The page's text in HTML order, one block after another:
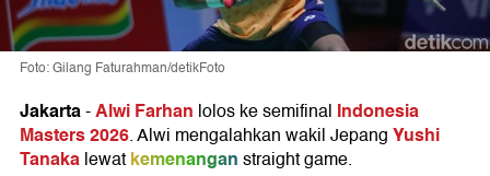
Foto: Gilang Faturahman/detikFoto
Jakarta-Alwi Farhan lolos ke semifinal Indonesia
Masters 2026. Alwi mengalahkan wakil JepangYushi
Tanakalewatkemenanganstraight game.